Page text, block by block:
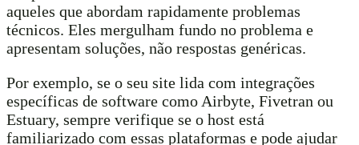
aqueles que abordam rapidamente problemas
técnicos. Eles mergulham fundo no problema e
apresentam soluções, não respostas genéricas.
Por exemplo, se o seu site lida com integrações
específicas de software como Airbyte, Fivetran ou
Estuary, sempre verifique se o host está
familiarizado com essas plataformas e pode ajudar